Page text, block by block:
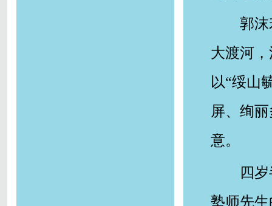
郭
大渡河
以“绥山
屏、绚
意。
四
塾师先